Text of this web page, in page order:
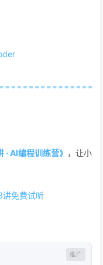
· AI编程训练营》 ，让小
讲免费试听